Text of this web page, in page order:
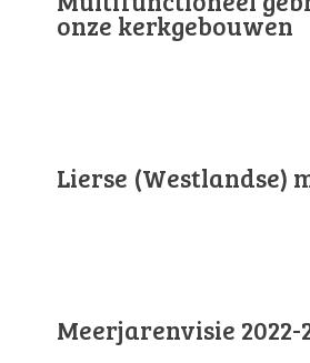
onze kerkgebouwen
Lierse (Westlandse)
Meerjarenvisie 2022-